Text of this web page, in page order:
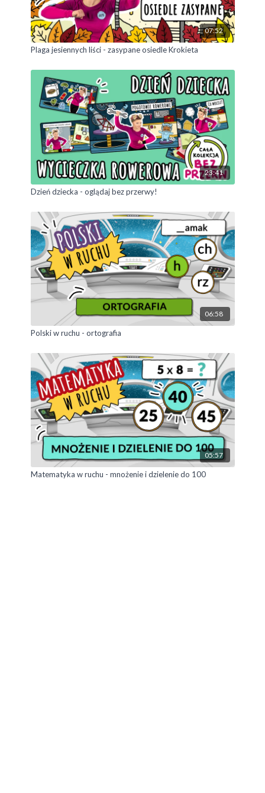
07:52
Plaga jesiennych liści - zasypane osiedle Krokieta
23:41
Dzień dziecka - oglądaj bez przerwy!
06:58
Polski w ruchu - ortografia
05:57
Matematyka w ruchu - mnożenie i dzielenie do 100